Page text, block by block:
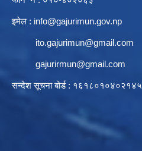
इमेल : info@gajurimun.gov.np
ito.gajurimun@gmail.com
gajurirmun@gmail.com
सन्देश सूचना बोर्ड : १६१८०१०४०२१४५